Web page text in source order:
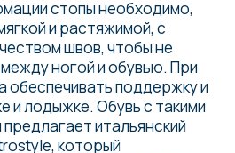
стопы необходимо,
и растяжимой, с
швов, чтобы не
ногой и обувью.​ При
обеспечивать поддержку и
и лодыжке. Обувь с такими
итальянский
который